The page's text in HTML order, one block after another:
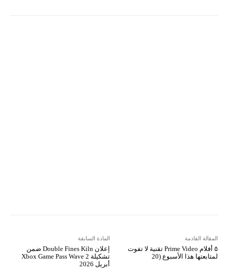
المادة السابقة
إعلان Double Fines Kiln ضمن
تشكيلة Xbox Game Pass Wave 2
أبريل 2026
المقالة القادمة
٥ أفلام Prime Video تقنية لا تفوت
لمتابعتها هذا الأسبوع (20